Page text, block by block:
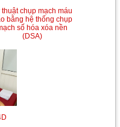
thuật chụp mạch máu
bằng hệ thống chụp
số hóa xóa nền
(DSA)